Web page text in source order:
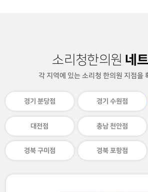
소리청한의원 네
각 지역에 있는 소리청 한의원 지점을
경기 분당점 경기 수원점
대전점 충남 천안점
경북 구미점 경북 포항점